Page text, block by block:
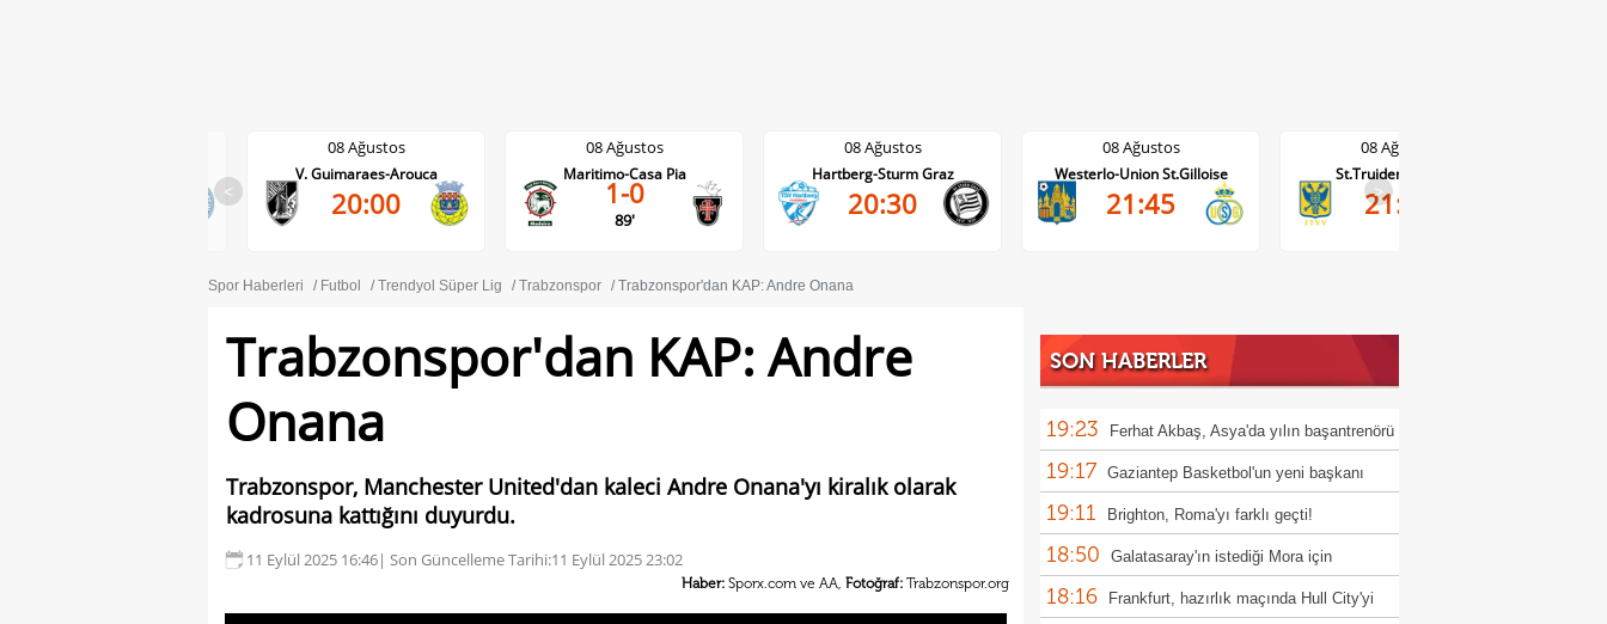
<
08 Ağustos
V. Guimaraes-Arouca
20:00
08 Ağustos
Maritimo-Casa Pia
1-0
89'
08 Ağustos
Hartberg-Sturm Graz
20:30
08 Ağustos
Westerlo-Union St.Gilloise
21:45
08 Ağustos
St.Truiden-Lommel
21:45
>
Spor Haberleri Futbol Trendyol Süper Lig Trabzonspor Trabzonspor'dan KAP: Andre Onana
Trabzonspor'dan KAP: Andre
Onana
Trabzonspor, Manchester United'dan kaleci Andre Onana'yı kiralık olarak
kadrosuna kattığını duyurdu.
11 Eylül 2025 16:46| Son Güncelleme Tarihi:11 Eylül 2025 23:02
Haber: Sporx.com ve AA, Fotoğraf: Trabzonspor.org
SON HABERLER
19:23 Ferhat Akbaş, Asya'da yılın başantrenörü
seçildi
19:17 Gaziantep Basketbol'un yeni başkanı
İrfan Karakuzulu
19:11 Brighton, Roma'yı farklı geçti!
18:50 Galatasaray'ın istediği Mora için
Farioli'den açıklama!
18:16 Frankfurt, hazırlık maçında Hull City'yi